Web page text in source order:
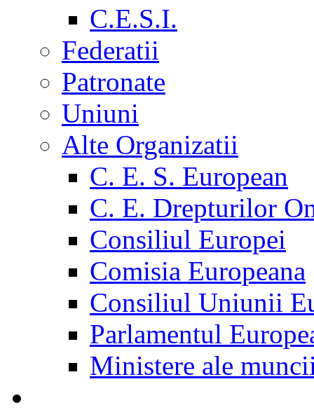
C.E.S.I.
Federatii
Patronate
Uniuni
Alte Organizatii
C. E. S. European
C. E. Drepturilor
Consiliul Europei
Comisia Europeana
Consiliul Uniunii
Parlamentul
Ministere ale